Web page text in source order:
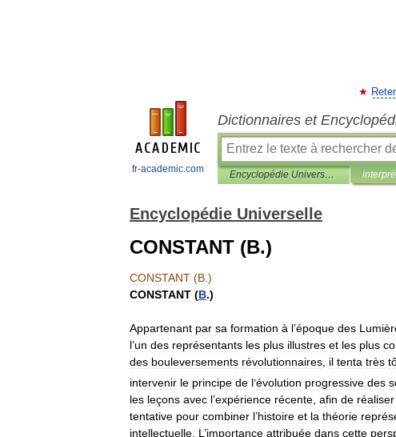
fr-academic.com
Dictionnaires et
Encyclopédie Universelle
Encyclopédie Universelle
CONSTANT (B.)
CONSTANT (B .)
CONSTANT (B.)
Appartenant par sa formation à l’époque des
l’un des représentants les plus illustres et les plus
des bouleversements révolutionnaires il tenta très
intervenir le principe de l’évolution progressive des
les leçons avec l’expérience récente, afin de réaliser
tentative pour combiner l’histoire et la théorie
intellectuelle. L’importance attribuée dans cette